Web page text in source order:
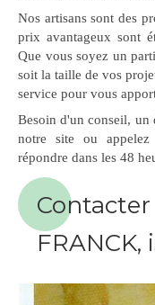
Nos artisans sont des
prix avantageux sont
Que vous soyez un
soit la taille de vos
service pour vous
Besoin d'un conseil, un
notre site ou
répondre dans les 48
Contacter
FRANCK,